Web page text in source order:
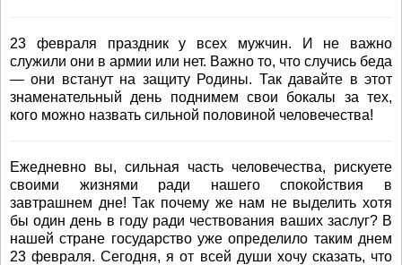
23 февраля праздник у всех мужчин. И не важно
служили они в армии или нет. Важно то, что случись беда
— они встанут на защиту Родины. Так давайте в этот
знаменательный день поднимем свои бокалы за тех,
кого можно назвать сильной половиной человечества!
Ежедневно вы, сильная часть человечества, рискуете
своими жизнями ради нашего спокойствия в
завтрашнем дне! Так почему же нам не выделить хотя
бы один день в году ради чествования ваших заслуг? В
нашей стране государство уже определило таким днем
23 февраля. Сегодня, я от всей души хочу сказать, что